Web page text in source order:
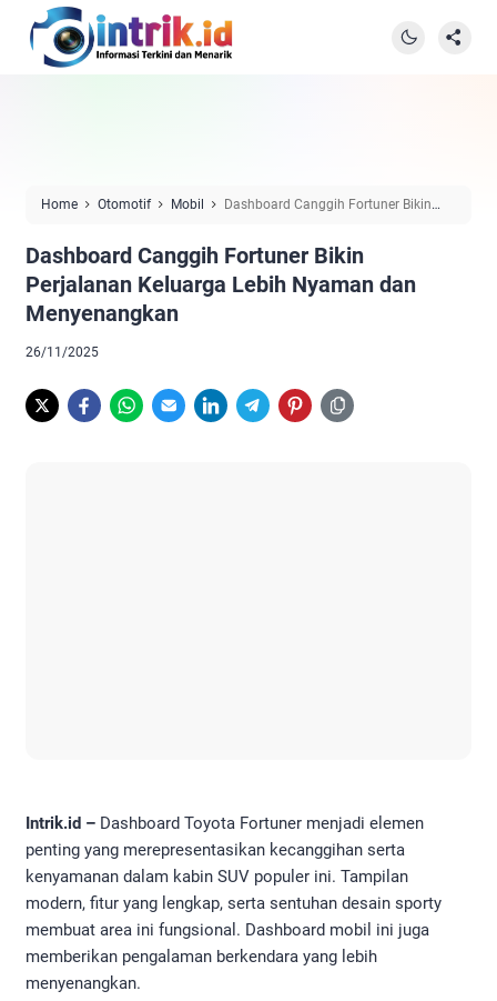
Home Otomotif Mobil
Dashboard Canggih Fortuner Bikin
Dashboard Canggih Fortuner Bikin
Perjalanan Keluarga Lebih Nyaman dan
Menyenangkan
26/11/2025
Intrik.id – Dashboard Toyota Fortuner menjadi elemen
penting yang merepresentasikan kecanggihan serta
kenyamanan dalam kabin SUV populer ini. Tampilan
modern, fitur yang lengkap, serta sentuhan desain sporty
membuat area ini fungsional. Dashboard mobil ini juga
memberikan pengalaman berkendara yang lebih
menyenangkan.